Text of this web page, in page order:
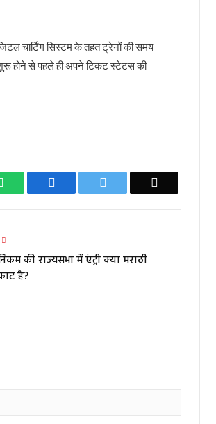
चार्टिंग सिस्टम के तहत ट्रेनों की समय
शुरू होने से पहले ही अपने टिकट स्टेटस की
WhatsApp Facebook
की राज्यसभा में एंट्री क्या मराठी
है?